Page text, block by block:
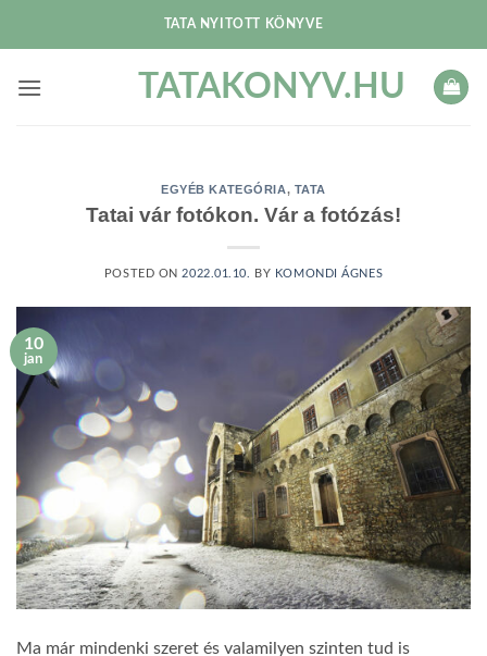
TATA NYITOTT KÖNYVE
TATAKONYV.HU
EGYÉB KATEGÓRIA, TATA
Tatai vár fotókon. Vár a fotózás!
POSTED ON 2022.01.10. BY KOMONDI ÁGNES
10
jan
Ma már mindenki szeret és valamilyen szinten tud is